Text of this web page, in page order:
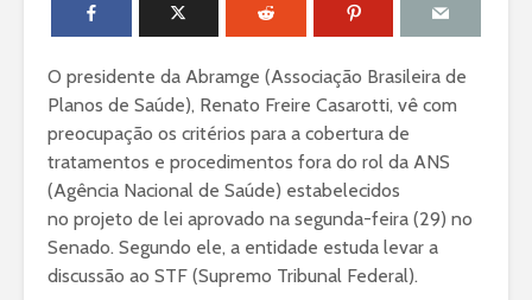
O presidente da Abramge (Associação Brasileira de
Planos de Saúde), Renato Freire Casarotti, vê com
preocupação os critérios para a cobertura de
tratamentos e procedimentos fora do rol da ANS
(Agência Nacional de Saúde) estabelecidos
no projeto de lei aprovado na segunda-feira (29) no
Senado. Segundo ele, a entidade estuda levar a
discussão ao STF (Supremo Tribunal Federal).